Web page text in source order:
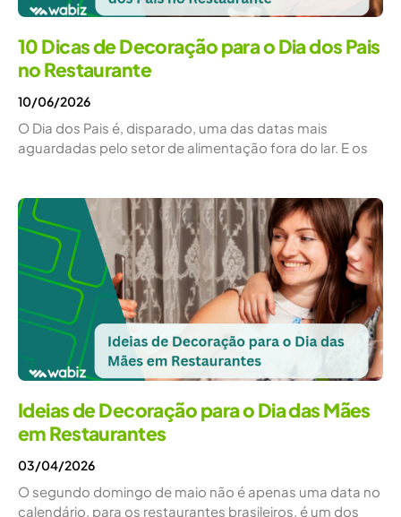
10 Dicas de Decoração para o Dia dos Pais
no Restaurante
10/06/2026
O Dia dos Pais é, disparado, uma das datas mais
aguardadas pelo setor de alimentação fora do lar. E os
Ideias de Decoração para o Dia das Mães
em Restaurantes
03/04/2026
O segundo domingo de maio não é apenas uma data no
calendário, para os restaurantes brasileiros, é um dos